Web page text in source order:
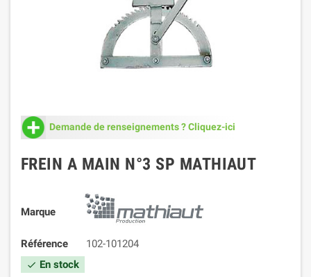
Demande de renseignements ? Cliquez-ici
FREIN A MAIN N°3 SP MATHIAUT
Marque
Référence 102-101204
check En stock